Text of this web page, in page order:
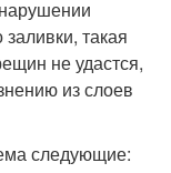
такая
не удастся,
из слоев
следующие: